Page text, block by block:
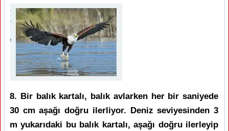
8. Bir balık kartalı, balık avlarken her bir saniyede
30 cm aşağı doğru ilerliyor. Deniz seviyesinden 3
m yukarıdaki bu balık kartalı, aşağı doğru ilerleyip